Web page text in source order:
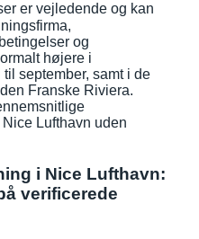
er vejledende og kan
og
højere i
september, samt i de
Franske Riviera.
Lufthavn uden
i Nice Lufthavn:
verificerede